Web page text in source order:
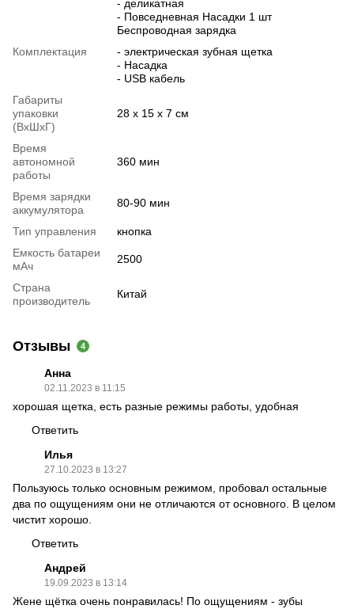
- деликатная
- Повседневная Насадки 1 шт
Беспроводная зарядка
Комплектация
- электрическая зубная щетка
- Насадка
- USB кабель
Габариты
упаковки
(ВхШхГ)
28 х 15 х 7 см
Время
автономной
работы
360 мин
Время зарядки
аккумулятора
80-90 мин
Тип управления
кнопка
Емкость батареи
мАч
2500
Страна
производитель
Китай
Отзывы 4
Анна
02.11.2023 в 11:15
хорошая щетка, есть разные режимы работы, удобная
Ответить
Илья
27.10.2023 в 13:27
Пользуюсь только основным режимом, пробовал остальные
два по ощущениям они не отличаются от основного. В целом
чистит хорошо.
Ответить
Андрей
19.09.2023 в 13:14
Жене щётка очень понравилась! По ощущениям - зубы